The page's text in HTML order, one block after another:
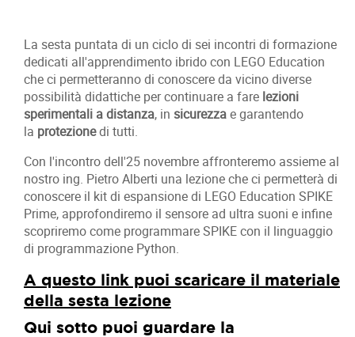
La sesta puntata di un ciclo di sei incontri di formazione
dedicati all'apprendimento ibrido con LEGO Education
che ci permetteranno di conoscere da vicino diverse
possibilità didattiche per continuare a fare lezioni
sperimentali a distanza, in sicurezzae garantendo
la protezionedi tutti.
Con l'incontro dell'25 novembre affronteremo assieme al
nostro ing. Pietro Alberti una lezione che ci permetterà di
conoscere il kit di espansione di LEGO Education SPIKE
Prime, approfondiremo il sensore ad ultra suoni e infine
scopriremo come programmare SPIKE con il linguaggio
di programmazione Python.
A questo link puoi scaricare il materiale
della sesta lezione
Qui sotto puoi guardare la